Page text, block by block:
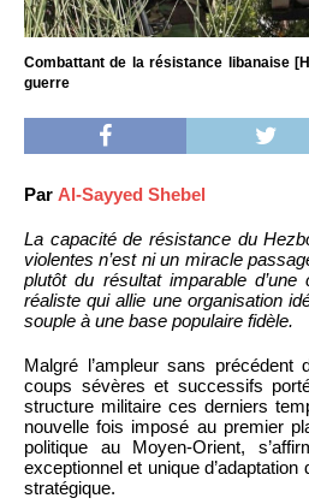
Combattant de la résistance libanaise
guerre
Par Al-Sayyed Shebel
La capacité de résistance du
violentes n’est ni un miracle
plutôt du résultat imparable
réaliste qui allie une organisation
souple à une base populaire fidèle.
Malgré l’ampleur sans
coups sévères et successifs
structure militaire ces derniers
nouvelle fois imposé au premier
politique au Moyen-Orient,
exceptionnel et unique
stratégique.